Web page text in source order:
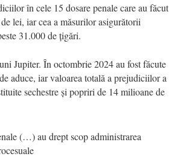
în cele 15 dosare penale care au făcut
lei, iar cea a măsurilor asigurătorii
31.000 de țigări.
Jupiter. În octombrie 2024 au fost făcute
aduce, iar valoarea totală a prejudiciilor a
sechestre și popriri de 14 milioane de
(…) au drept scop administrarea